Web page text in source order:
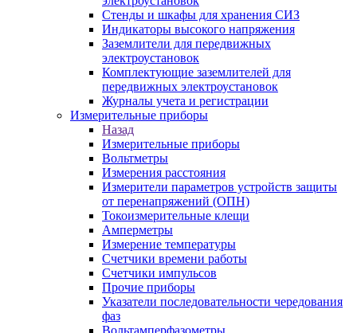
Стенды и шкафы для хранения СИЗ
Индикаторы высокого напряжения
Заземлители для передвижных
электроустановок
Комплектующие заземлителей для
передвижных электроустановок
Журналы учета и регистрации
Измерительные приборы
Назад
Измерительные приборы
Вольтметры
Измерения расстояния
Измерители параметров устройств защиты
от перенапряжений (ОПН)
Токоизмерительные клещи
Амперметры
Измерение температуры
Счетчики времени работы
Счетчики импульсов
Прочие приборы
Указатели последовательности чередования
фаз
Вольтамперфазометры